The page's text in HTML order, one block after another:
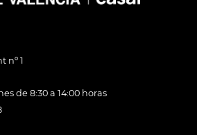
nº 1
de 8:30 a 14:00 horas